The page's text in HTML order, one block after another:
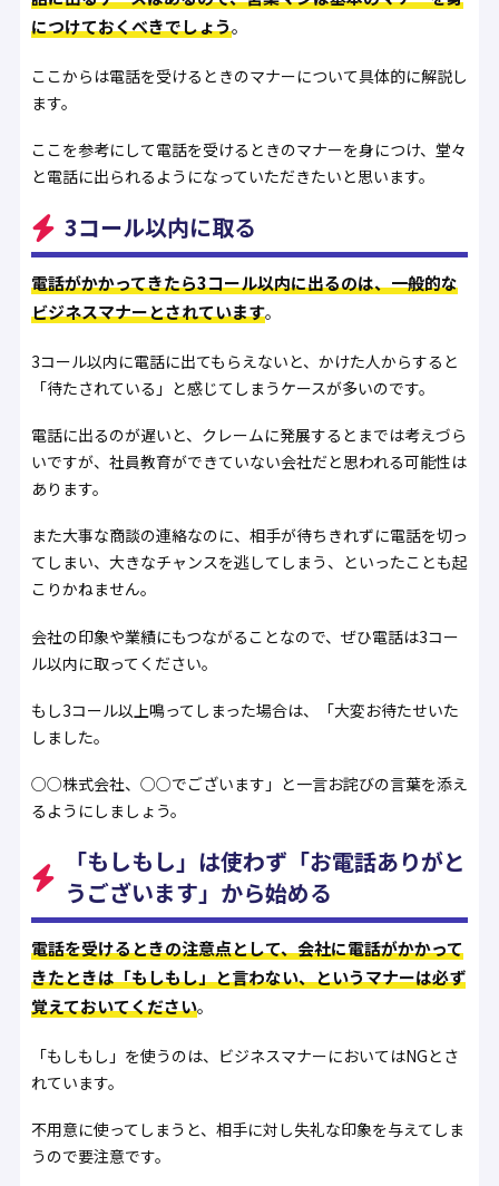
につけておくべきでしょう。
ここからは電話を受けるときのマナーについて具体的に解説し
ます。
ここを参考にして電話を受けるときのマナーを身につけ、堂々
と電話に出られるようになっていただきたいと思います。
3コール以内に取る
電話がかかってきたら3コール以内に出るのは、一般的な
ビジネスマナーとされています。
3コール以内に電話に出てもらえないと、かけた人からすると
「待たされている」と感じてしまうケースが多いのです。
電話に出るのが遅いと、クレームに発展するとまでは考えづら
いですが、社員教育ができていない会社だと思われる可能性は
あります。
また大事な商談の連絡なのに、相手が待ちきれずに電話を切っ
てしまい、大きなチャンスを逃してしまう、といったことも起
こりかねません。
会社の印象や業績にもつながることなので、ぜひ電話は3コー
ル以内に取ってください。
もし3コール以上鳴ってしまった場合は、「大変お待たせいた
しました。
○○株式会社、○○でございます」と一言お詫びの言葉を添え
るようにしましょう。
「もしもし」は使わず「お電話ありがと
うございます」から始める
電話を受けるときの注意点として、会社に電話がかかって
きたときは「もしもし」と言わない、というマナーは必ず
覚えておいてください。
「もしもし」を使うのは、ビジネスマナーにおいてはNGとさ
れています。
不用意に使ってしまうと、相手に対し失礼な印象を与えてしま
うので要注意です。